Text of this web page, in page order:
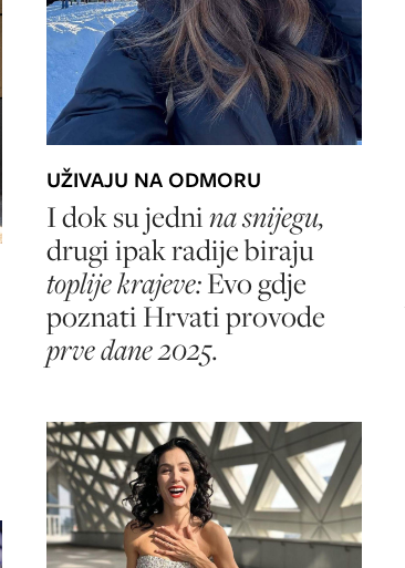
UŽIVAJU NA ODMORU
I dok su jednina snijegu,
drugi ipak radije biraju
toplije krajeve:Evo gdje
poznati Hrvati provode
prve dane 2025.